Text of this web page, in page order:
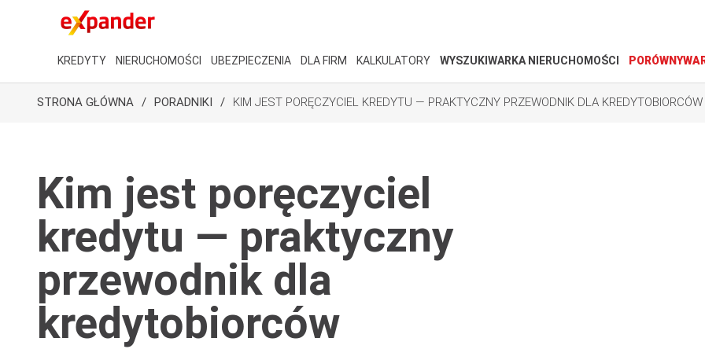
KREDYTY NIERUCHOMOŚCI UBEZPIECZENIA DLA FIRM KALKULATORY WYSZUKIWARKA NIERUCHOMOŚCI
STRONA GŁÓWNA PORADNIKI KIM JEST PORĘCZYCIEL KREDYTU — PRAKTYCZNY PRZEWODNIK DLA KREDYTOBIORCÓW
Kim jest poręczyciel
kredytu — praktyczny
przewodnik dla
kredytobiorców